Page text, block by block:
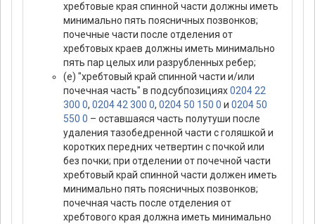
хребтовые края спинной части должны иметь
минимально пять поясничных позвонков;
почечные части после отделения от
хребтовых краев должны иметь минимально
пять пар целых или разрубленных ребер;
(е) "хребтовый край спинной части и/или
почечная часть" в подсубпозициях0204 22
300 0, 0204 42 300 0, 0204 50 150 0 и 0204 50
550 0 – оставшаяся часть полутуши после
удаления тазобедренной части с голяшкой и
коротких передних четвертин с почкой или
без почки; при отделении от почечной части
хребтовый край спинной части должен иметь
минимально пять поясничных позвонков;
почечная часть после отделения от
хребтового края должна иметь минимально